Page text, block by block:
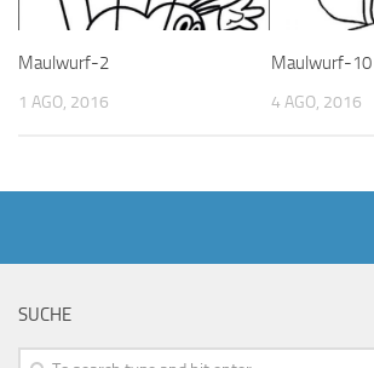
Maulwurf-2
1 AGO, 2016
Maulwurf-10
4 AGO, 2016
SUCHE